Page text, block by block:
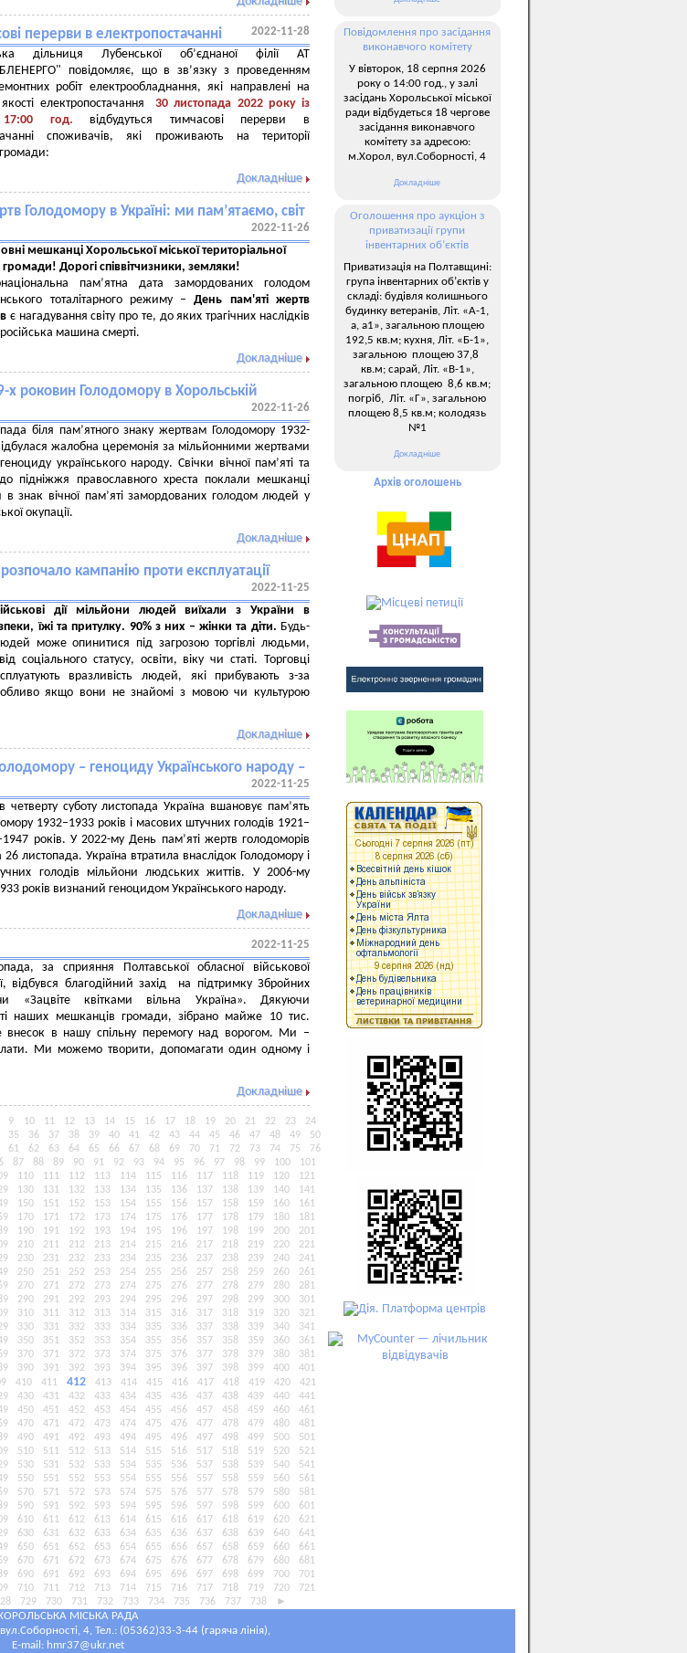
перерви в електропостачанні 2022-11-28
дільниця Лубенської об’єднаної філії АТ
повідомляє, що в зв’язку з проведенням
робіт електрообладнання, які направлені на
електропостачання
30 листопада 2022 року із
год. відбудуться тимчасові перерви в
споживачів, які проживають на території
громади:
Докладніше
Голодомору в Україні: ми пам’ятаємо, світ
2022-11-26
мешканці Хорольської міської територіальної
громади! Дорогі співвітчизники, земляки!
пам’ятна дата замордованих голодом
тоталітарного режиму –День пам'яті жертв
є нагадування світу про те, до яких трагічних наслідків
машина смерті.
Докладніше
х роковин Голодомору в Хорольській
2022-11-26
біля пам’ятного знаку жертвам Голодомору 1932-
жалобна церемонія за мільйонними жертвами
українського народу. Свічки вічної пам’яті та
підніжжя православного хреста поклали мешканці
знак вічної пам’яті замордованих голодом людей у
окупації.
Докладніше
кампанію проти експлуатації
2022-11-25
дії мільйони людей виїхали з України в
їжі та притулку. 90% з них – жінки та діти. Будь-
може опинитися під загрозою торгівлі людьми,
соціального статусу, освіти, віку чи статі. Торговці
вразливість людей, які прибувають з-за
якщо вони не знайомі з мовою чи культурою
Докладніше
– геноциду Українського народу –
2022-11-25
четверту суботу листопада Україна вшановує пам’ять
1932–1933 років і масових штучних голодів 1921–
років. У 2022-му День пам’яті жертв голодоморів
листопада. Україна втратила внаслідок Голодомору і
голодів мільйони людських життів. У 2006-му
років визнаний геноцидом Українського народу.
Докладніше
2022-11-25
за сприяння Полтавської обласної військової
відбувся благодійний захід на підтримку Збройних
«Зацвіте квітками вільна Україна». Дякуючи
наших мешканців громади, зібрано майже 10 тис.
внесок в нашу спільну перемогу над ворогом. Ми –
Ми можемо творити, допомагати один одному і
Докладніше
9 10 11 12 13 14 15 16 17 18 19 20 21 22 23
24
35 36 37 38 39 40 41 42 43 44 45 46 47 48 49
50
61 62 63 64 65 66 67 68 69 70 71 72 73 74 75
76
87 88 89 90 91 92 93 94 95 96 97 98 99 100
101
110 111 112 113 114 115 116 117 118 119 120
121
130 131 132 133 134 135 136 137 138 139 140
141
150 151 152 153 154 155 156 157 158 159 160
161
170 171 172 173 174 175 176 177 178 179 180
181
190 191 192 193 194 195 196 197 198 199 200
201
210 211 212 213 214 215 216 217 218 219 220
221
230 231 232 233 234 235 236 237 238 239 240
241
250 251 252 253 254 255 256 257 258 259 260
261
270 271 272 273 274 275 276 277 278 279 280
281
290 291 292 293 294 295 296 297 298 299 300
301
310 311 312 313 314 315 316 317 318 319 320
321
330 331 332 333 334 335 336 337 338 339 340
341
350 351 352 353 354 355 356 357 358 359 360
361
370 371 372 373 374 375 376 377 378 379 380
381
390 391 392 393 394 395 396 397 398 399 400
401
410 411 412 413 414 415 416 417 418 419 420
421
430 431 432 433 434 435 436 437 438 439 440
441
450 451 452 453 454 455 456 457 458 459 460
461
470 471 472 473 474 475 476 477 478 479 480
481
490 491 492 493 494 495 496 497 498 499 500
501
510 511 512 513 514 515 516 517 518 519 520
521
530 531 532 533 534 535 536 537 538 539 540
541
550 551 552 553 554 555 556 557 558 559 560
561
570 571 572 573 574 575 576 577 578 579 580
581
590 591 592 593 594 595 596 597 598 599 600
601
610 611 612 613 614 615 616 617 618 619 620
621
630 631 632 633 634 635 636 637 638 639 640
641
650 651 652 653 654 655 656 657 658 659 660
661
670 671 672 673 674 675 676 677 678 679 680
681
690 691 692 693 694 695 696 697 698 699 700
701
710 711 712 713 714 715 716 717 718 719 720
721
729 730 731 732 733 734 735 736 737 738 ►
Повідомлення про засідання
виконавчого комітету
У вівторок, 18 серпня 2026
року о 14:00 год., у залі
засідань Хорольської міської
ради відбудеться 18 чергове
засідання виконавчого
комітету за адресою:
м.Хорол, вул.Соборності, 4
Докладніше
Оголошення про аукціон з
приватизації групи
інвентарних об’єктів
Приватизація на Полтавщині:
група інвентарних об’єктів у
складі: будівля колишнього
будинку ветеранів, Літ. «А-1,
а, а1», загальною площею
192,5 кв.м; кухня, Літ. «Б-1»,
загальною площею 37,8
кв.м; сарай, Літ. «В-1»,
загальною площею 8,6 кв.м;
погріб, Літ. «Г», загальною
площею 8,5 кв.м; колодязь
№1
Докладніше
Архів оголошень
МІСЬКА РАДА
4, Тел.: (05362)33-3-44 (гаряча лінія),
E-mail: hmr37@ukr.net